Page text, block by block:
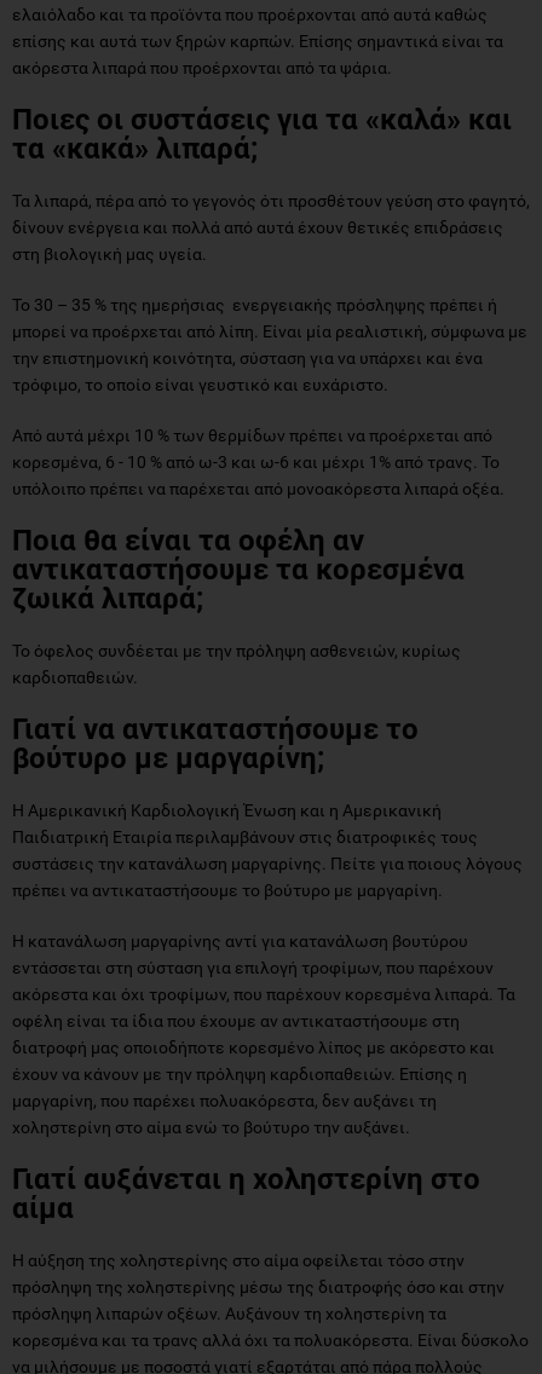
ελαιόλαδο και τα προϊόντα που προέρχονται από αυτά καθώς
επίσης και αυτά των ξηρών καρπών. Επίσης σημαντικά είναι τα
ακόρεστα λιπαρά που προέρχονται από τα ψάρια.
Ποιες οι συστάσεις για τα «καλά» και
τα «κακά» λιπαρά;
Τα λιπαρά, πέρα από το γεγονός ότι προσθέτουν γεύση στο φαγητό,
δίνουν ενέργεια και πολλά από αυτά έχουν θετικές επιδράσεις
στη βιολογική μας υγεία.
To 30 – 35 % της ημερήσιας ενεργειακής πρόσληψης πρέπει ή
μπορεί να προέρχεται από λίπη. Είναι μία ρεαλιστική, σύμφωνα με
την επιστημονική κοινότητα, σύσταση για να υπάρχει και ένα
τρόφιμο, το οποίο είναι γευστικό και ευχάριστο.
Από αυτά μέχρι 10 % των θερμίδων πρέπει να προέρχεται από
κορεσμένα, 6 - 10 % από ω-3 και ω-6 και μέχρι 1% από τρανς. Το
υπόλοιπο πρέπει να παρέχεται από μονοακόρεστα λιπαρά οξέα.
Ποια θα είναι τα οφέλη αν
αντικαταστήσουμε τα κορεσμένα
ζωικά λιπαρά;
Το όφελος συνδέεται με την πρόληψη ασθενειών, κυρίως
καρδιοπαθειών.
Γιατί να αντικαταστήσουμε το
βούτυρο με μαργαρίνη;
Η Αμερικανική Καρδιολογική Ένωση και η Αμερικανική
Παιδιατρική Εταιρία περιλαμβάνουν στις διατροφικές τους
συστάσεις την κατανάλωση μαργαρίνης. Πείτε για ποιους λόγους
πρέπει να αντικαταστήσουμε το βούτυρο με μαργαρίνη.
Η κατανάλωση μαργαρίνης αντί για κατανάλωση βουτύρου
εντάσσεται στη σύσταση για επιλογή τροφίμων, που παρέχουν
ακόρεστα και όχι τροφίμων, που παρέχουν κορεσμένα λιπαρά. Τα
οφέλη είναι τα ίδια που έχουμε αν αντικαταστήσουμε στη
διατροφή μας οποιοδήποτε κορεσμένο λίπος με ακόρεστο και
έχουν να κάνουν με την πρόληψη καρδιοπαθειών. Επίσης η
μαργαρίνη, που παρέχει πολυακόρεστα, δεν αυξάνει τη
χοληστερίνη στο αίμα ενώ το βούτυρο την αυξάνει.
Γιατί αυξάνεται η χοληστερίνη στο
αίμα
Η αύξηση της χοληστερίνης στο αίμα οφείλεται τόσο στην
πρόσληψη της χοληστερίνης μέσω της διατροφής όσο και στην
πρόσληψη λιπαρών οξέων. Αυξάνουν τη χοληστερίνη τα
κορεσμένα και τα τρανς αλλά όχι τα πολυακόρεστα. Είναι δύσκολο
να μιλήσουμε με ποσοστά γιατί εξαρτάται από πάρα πολλούς